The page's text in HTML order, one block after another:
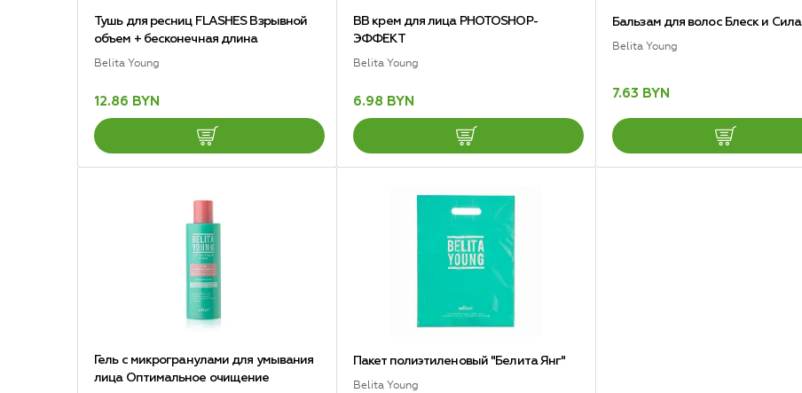
Тушь для ресниц FLASHES Взрывной
объем + бесконечная длина
Belita Young
12.86 BYN
ВВ крем для лица PHOTOSHOP-
ЭФФЕКТ
Belita Young
6.98 BYN
Бальзам для волос Блеск и Сила
Belita Young
7.63 BYN
Гель с микрогранулами для умывания
лица Оптимальное очищение
Пакет полиэтиленовый "Белита Янг"
Belita Young